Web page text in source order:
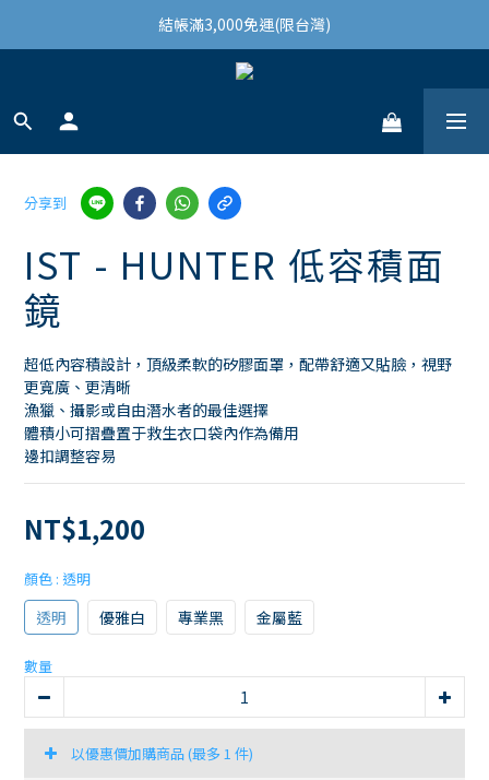
結帳滿3,000免運(限台灣)
結帳滿3,000免運(限台灣)
註冊會員領100購物金
分享到
IST - HUNTER 低容積面
鏡
超低內容積設計，頂級柔軟的矽膠面罩，配帶舒適又貼臉，視野
更寬廣、更清晰
漁獵、攝影或自由潛水者的最佳選擇
體積小可摺疊置于救生衣口袋內作為備用
邊扣調整容易
NT$1,200
顏色 : 透明
透明 優雅白 專業黑 金屬藍
數量
以優惠價加購商品(最多 1 件)